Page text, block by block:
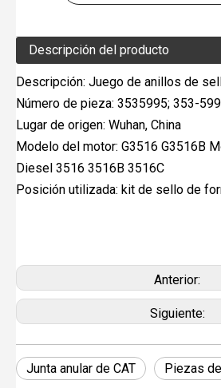
Descripción del producto
Descripción: Juego de anillos de
Número de pieza: 3535995; 353-
Lugar de origen: Wuhan, China
Modelo del motor: G3516 G3516B
Diesel 3516 3516B 3516C
Posición utilizada: kit de sello de
Anterior:
Siguiente:
Junta anular de CAT Piezas